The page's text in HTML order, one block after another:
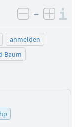
negativ
–
anmelden
Baum